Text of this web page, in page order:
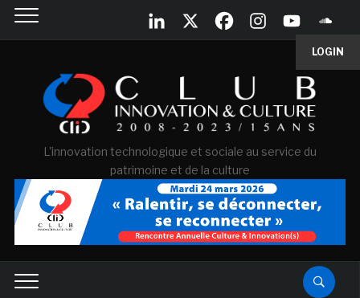
LOGIN
L'innovation technologique et sociale au service du
patrimoine et de la culture